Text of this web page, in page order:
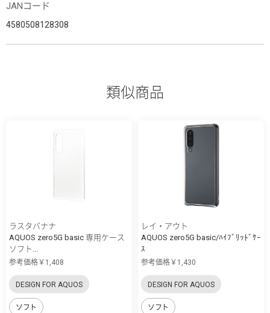
JANコード
4580508128308
類似商品
ラスタバナナ
AQUOS zero5G basic 専用ケース
ソフト...
参考価格￥1,408
DESIGN FOR AQUOS
ソフト
レイ・アウト
AQUOS zero5G basic/ﾊｲﾌﾞﾘｯﾄﾞｹｰ
ｽ
参考価格￥1,430
DESIGN FOR AQUOS
ソフト